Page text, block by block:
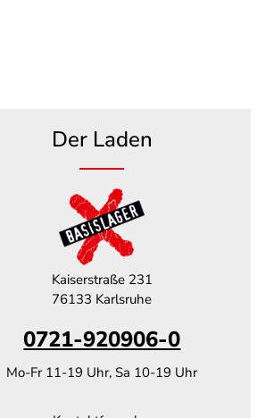
Der Laden
Kaiserstraße 231
76133 Karlsruhe
0721-920906-0
Mo-Fr 11-19 Uhr, Sa 10-19 Uhr